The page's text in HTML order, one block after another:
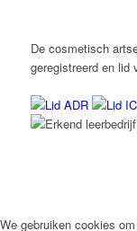
De cosmetisch
geregistreerd en lid
We gebruiken cookies